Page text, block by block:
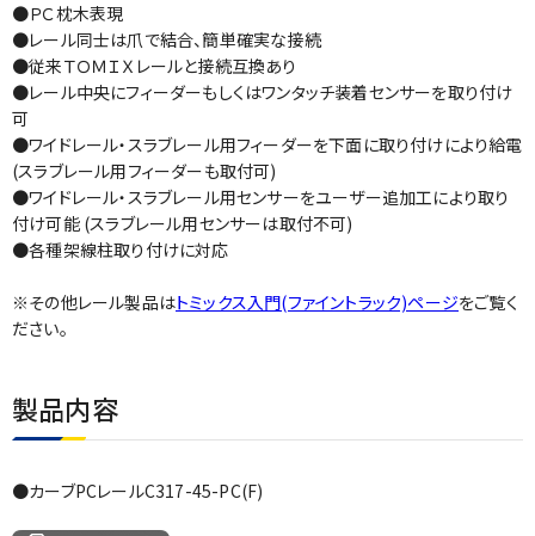
●ＰＣ枕木表現
●レール同士は爪で結合、簡単確実な接続
●従来ＴＯＭＩＸレールと接続互換あり
●レール中央にフィーダーもしくはワンタッチ装着センサーを取り付け
可
●ワイドレール・スラブレール用フィーダーを下面に取り付けにより給電
(スラブレール用フィーダーも取付可)
●ワイドレール・スラブレール用センサーをユーザー追加工により取り
付け可能 (スラブレール用センサーは取付不可)
●各種架線柱取り付けに対応
※その他レール製品はトミックス入門(ファイントラック)ページをご覧く
ださい。
製品内容
●カーブPCレールC317-45-PC(F)